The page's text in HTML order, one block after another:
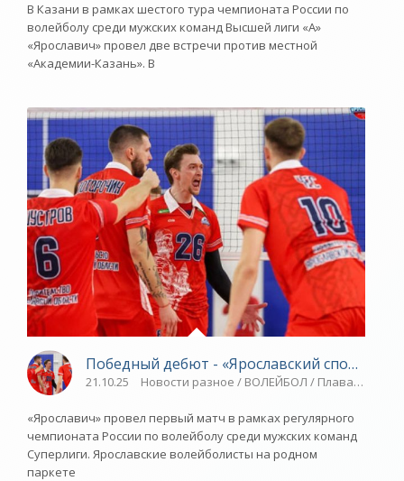
В Казани в рамках шестого тура чемпионата России по
волейболу среди мужских команд Высшей лиги «А»
«Ярославич» провел две встречи против местной
«Академии-Казань». В
Победный дебют - «Ярославский спорт»
21.10.25 Новости разное / ВОЛЕЙБОЛ / Плавание /
«Ярославич» провел первый матч в рамках регулярного
чемпионата России по волейболу среди мужских команд
Суперлиги. Ярославские волейболисты на родном
паркете